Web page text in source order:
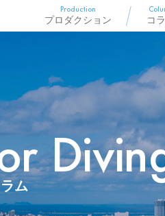
Production
プロダクション コ
ム